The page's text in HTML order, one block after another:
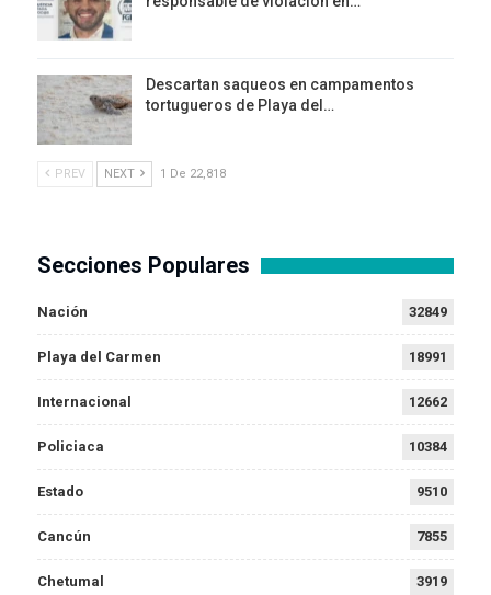
Descartan saqueos en campamentos
tortugueros de Playa del…
PREV NEXT 1 De 22,818
Secciones Populares
Nación 32849
Playa del Carmen 18991
Internacional 12662
Policiaca 10384
Estado 9510
Cancún 7855
Chetumal 3919